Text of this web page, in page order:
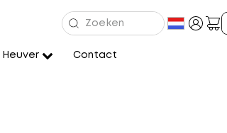
Heuver Contact